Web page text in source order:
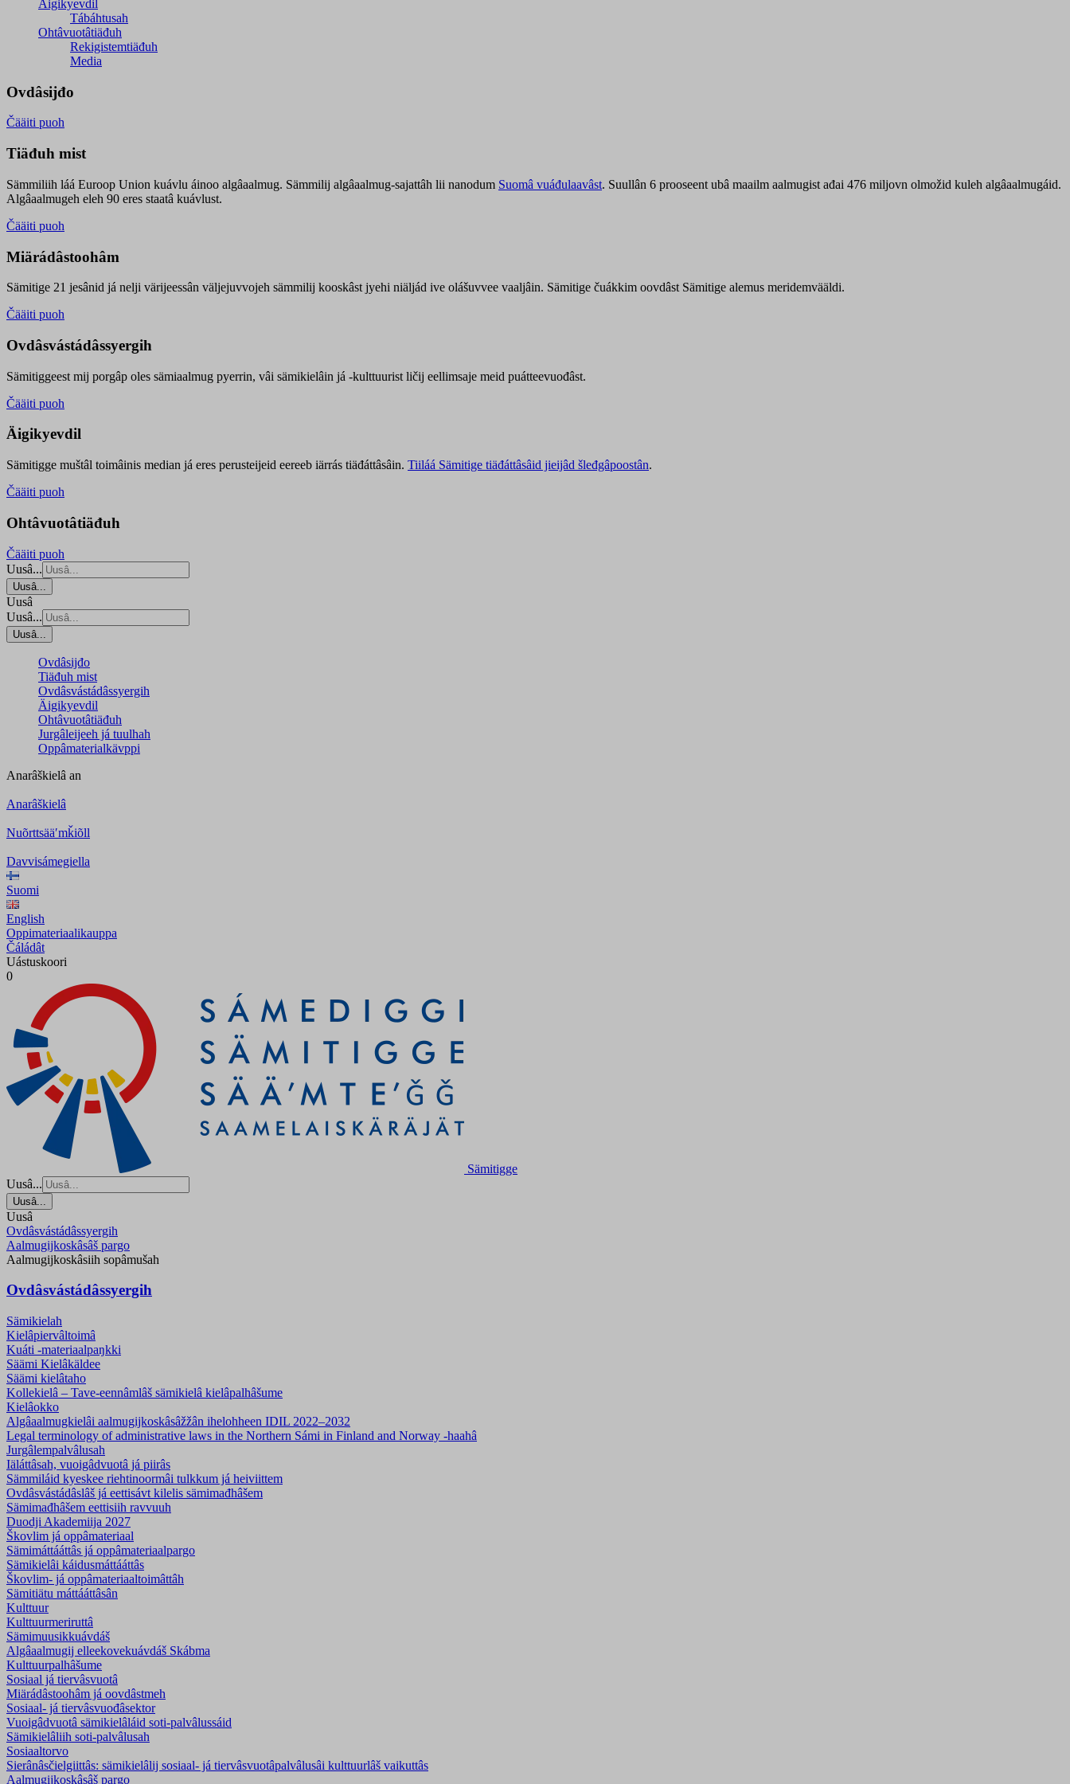
Äigikyevdil
Tábáhtusah
Ohtâvuotâtiäđuh
Rekigistemtiäđuh
Media
Ovdâsijđo
Čääiti puoh
Tiäđuh mist
Sämmiliih láá Euroop Union kuávlu áinoo algâaalmug. Sämmilij algâaalmug-sajattâh lii nanodum Suomâ vuáđulaavâst. Suullân 6 prooseent ubâ maailm aalmugist ađai 476 miljovn olmožid kuleh algâaalmugáid.
Algâaalmugeh eleh 90 eres staatâ kuávlust.
Čääiti puoh
Miärádâstoohâm
Sämitige 21 jesânid já nelji värijeessân väljejuvvojeh sämmilij kooskâst jyehi niäljád ive olášuvvee vaaljâin. Sämitige čuákkim oovdâst Sämitige alemus meridemvääldi.
Čääiti puoh
Ovdâsvástádâssyergih
Sämitiggeest mij porgâp oles sämiaalmug pyerrin, vâi sämikielâin já -kulttuurist ličij eellimsaje meid puátteevuođâst.
Čääiti puoh
Äigikyevdil
Sämitigge muštâl toimâinis median já eres perusteijeid eereeb iärrás tiäđáttâsâin. Tiiláá Sämitige tiäđáttâsâid jieijâd šleđgâpoostân.
Čääiti puoh
Ohtâvuotâtiäđuh
Čääiti puoh
Uusâ...
Uusâ...
Uusâ
Uusâ...
Uusâ...
Ovdâsijđo
Tiäđuh mist
Ovdâsvástádâssyergih
Äigikyevdil
Ohtâvuotâtiäđuh
Jurgâleijeeh já tuulhah
Oppâmaterialkävppi
Anarâškielâ an
Anarâškielâ
Nuõrttsääʹmǩiõll
Davvisámegiella
Suomi
English
Oppimateriaalikauppa
Čáládât
Uástuskoori
0
Sämitigge
Uusâ...
Uusâ...
Uusâ
Ovdâsvástádâssyergih
Aalmugijkoskâsâš pargo
Aalmugijkoskâsiih sopâmušah
Ovdâsvástádâssyergih
Sämikielah
Kielâpiervâltoimâ
Kuáti -materiaalpaŋkki
Säämi Kielâkäldee
Säämi kielâtaho
Kollekielâ – Tave-eennâmlâš sämikielâ kielâpalhâšume
Kielâokko
Algâaalmugkielâi aalmugijkoskâsâžžân ihelohheen IDIL 2022–2032
Legal terminology of administrative laws in the Northern Sámi in Finland and Norway -haahâ
Jurgâlempalvâlusah
Iäláttâsah, vuoigâdvuotâ já piirâs
Sämmiláid kyeskee riehtinoormâi tulkkum já heiviittem
Ovdâsvástádâslâš já eettisávt kilelis sämimađhâšem
Sämimađhâšem eettisiih ravvuuh
Duodji Akademiija 2027
Škovlim já oppâmateriaal
Sämimáttááttâs já oppâmateriaalpargo
Sämikielâi káidusmáttááttâs
Škovlim- já oppâmateriaaltoimâttâh
Sämitiätu máttááttâsân
Kulttuur
Kulttuurmeriruttâ
Sämimuusikkuávdáš
Algâaalmugij elleekovekuávdáš Skábma
Kulttuurpalhâšume
Sosiaal já tiervâsvuotâ
Miärádâstoohâm já oovdâstmeh
Sosiaal- já tiervâsvuođâsektor
Vuoigâdvuotâ sämikielâláid soti-palvâlussáid
Sämikielâliih soti-palvâlusah
Sosiaaltorvo
Sierânâsčielgiittâs: sämikielâlij sosiaal- já tiervâsvuotâpalvâlusâi kulttuurlâš vaikuttâs
Aalmugijkoskâsâš pargo